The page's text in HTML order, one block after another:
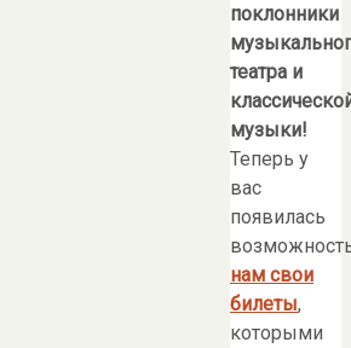
поклонники
театра и
музыки!
Теперь у
вас
появилась
нам свои
билеты,
которыми